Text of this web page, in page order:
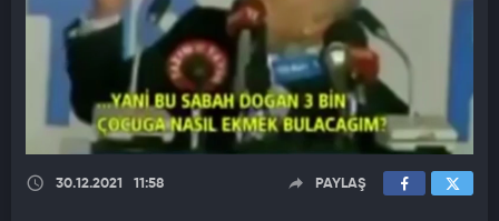
30.12.2021 11:58 PAYLAŞ